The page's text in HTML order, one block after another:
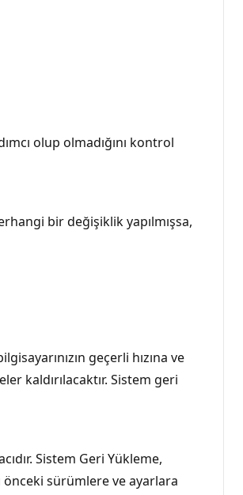
olup olmadığını kontrol
bir değişiklik yapılmışsa,
geçerli hızına ve
kaldırılacaktır. Sistem geri
Sistem Geri Yükleme,
önceki sürümlere ve ayarlara